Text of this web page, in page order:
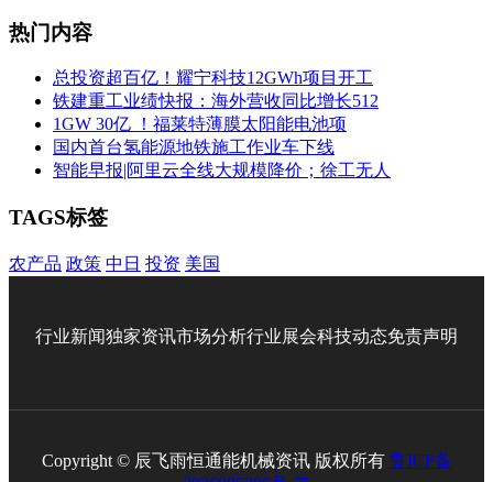
热门内容
总投资超百亿！耀宁科技12GWh项目开工
铁建重工业绩快报：海外营收同比增长512
1GW 30亿 ！福莱特薄膜太阳能电池项
国内首台氢能源地铁施工作业车下线
智能早报|阿里云全线大规模降价；徐工无人
TAGS标签
农产品 政策 中日 投资 美国
行业新闻独家资讯市场分析行业展会科技动态免责声明
Copyright © 辰飞雨恒通能机械资讯 版权所有 鲁ICP备